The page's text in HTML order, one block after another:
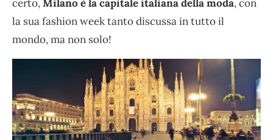
certo,Milano è la capitale italiana della moda, con
la sua fashion week tanto discussa in tutto il
mondo, ma non solo!